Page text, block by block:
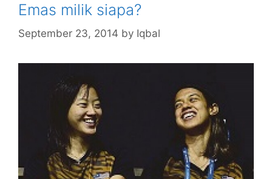
Emas milik siapa?
September 23, 2014 by Iqbal